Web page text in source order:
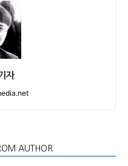
자
AUTHOR